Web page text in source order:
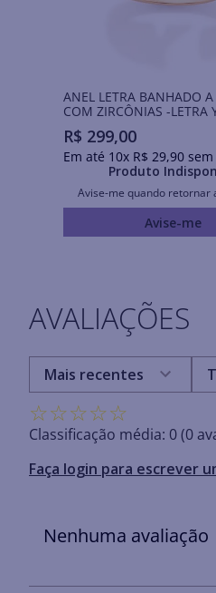
ANEL LETRA BANHADO
COM ZIRCÔNIAS -LETRA
R$ 299,00
Em até 10x R$ 29,90sem
Produto
Avise-me quando retornar
Avise-me
AVALIAÇÕES
☆☆☆☆☆
Classificação média: 0(0
Faça login para escrever
Mais recentes
Nenhuma avaliação